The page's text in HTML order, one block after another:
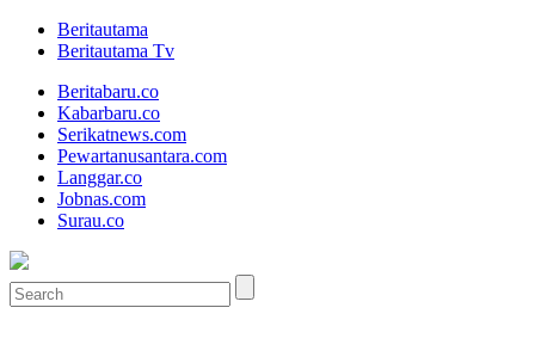
Beritautama
Beritautama Tv
Beritabaru.co
Kabarbaru.co
Serikatnews.com
Pewartanusantara.com
Langgar.co
Jobnas.com
Surau.co